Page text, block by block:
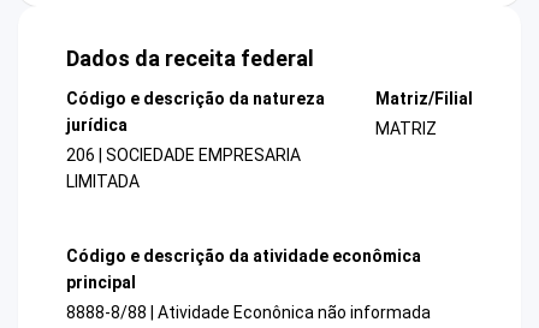
Dados da receita federal
Código e descrição da natureza
jurídica
206 | SOCIEDADE EMPRESARIA
LIMITADA
Matriz/Filial
MATRIZ
Código e descrição da atividade econômica
principal
8888-8/88 | Atividade Econônica não informada